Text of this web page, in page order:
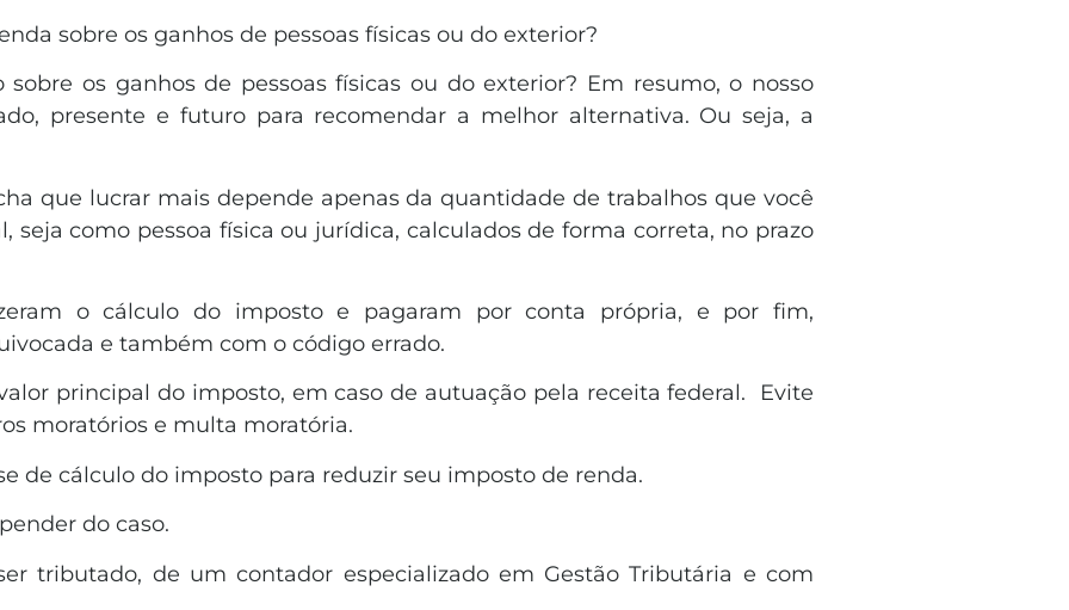
sobre os ganhos de pessoas físicas ou do exterior?
os ganhos de pessoas físicas ou do exterior? Em resumo, o nosso
presente e futuro para recomendar a melhor alternativa. Ou seja, a
que lucrar mais depende apenas da quantidade de trabalhos que você
seja como pessoa física ou jurídica, calculados de forma correta, no prazo
o cálculo do imposto e pagaram por conta própria, e por fim,
e também com o código errado.
principal do imposto, em caso de autuação pela receita federal. Evite
moratórios e multa moratória.
de cálculo do imposto para reduzir seu imposto de renda.
do caso.
tributado, de um contador especializado em Gestão Tributária e com